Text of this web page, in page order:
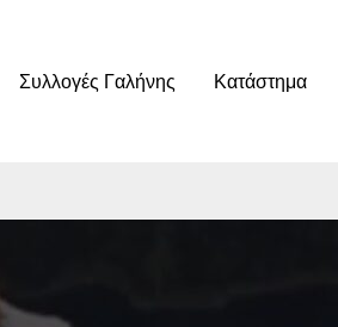
Συλλογές Γαλήνης Κατάστημα